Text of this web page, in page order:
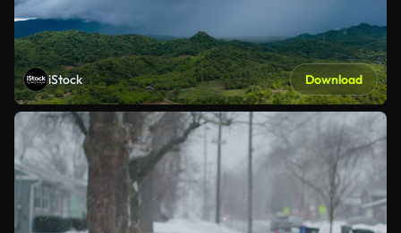
iStock Download